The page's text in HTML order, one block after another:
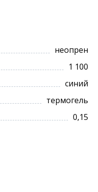
неопрен
1 100
синий
термогель
0,15